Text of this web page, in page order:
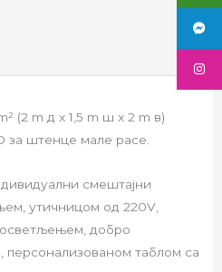
(2 m д x 1,5 m ш x 2 m в)
штенце мале расе.
смештајни
утичницом од 220V,
добро
персонализованом таблом са